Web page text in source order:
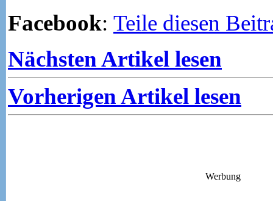
Facebook: Teile diesen
Nächsten Artikel lesen
Vorherigen Artikel lesen
Werbung